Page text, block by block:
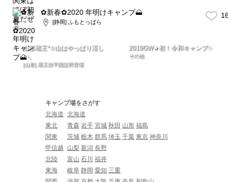
✿新春✿2020 年明けキャンプ🗻
[静岡] ふもとっぱら
山形蔵王*✩山はやっぱり涼し
い。
[山形] 蔵王坊平国設野営場
2019GW★初！令和キャンプ✨
その他
キャンプ場をさがす
北海道 北海道
東北
青森 岩手 宮城 秋田 山形 福島
関東
茨城 栃木 群馬 埼玉 千葉 東京 神奈川
甲信越
山梨 新潟 長野
北陸
富山 石川 福井
東海
岐阜 静岡 愛知 三重